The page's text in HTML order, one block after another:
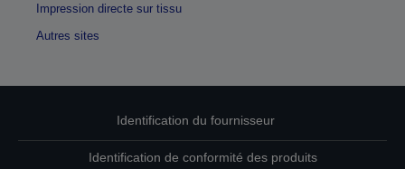
Impression directe sur tissu
Autres sites
Identification du fournisseur
Identification de conformité des produits